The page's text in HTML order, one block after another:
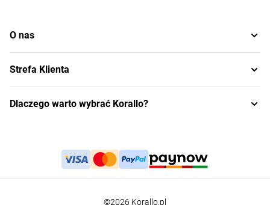
O nas
Strefa Klienta
Dlaczego warto wybrać Korallo?
©2026 Korallo.pl